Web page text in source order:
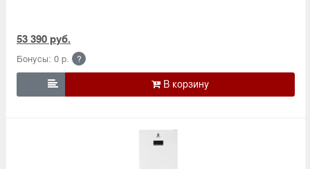
53 390 руб.
Бонусы: 0 р. ?
